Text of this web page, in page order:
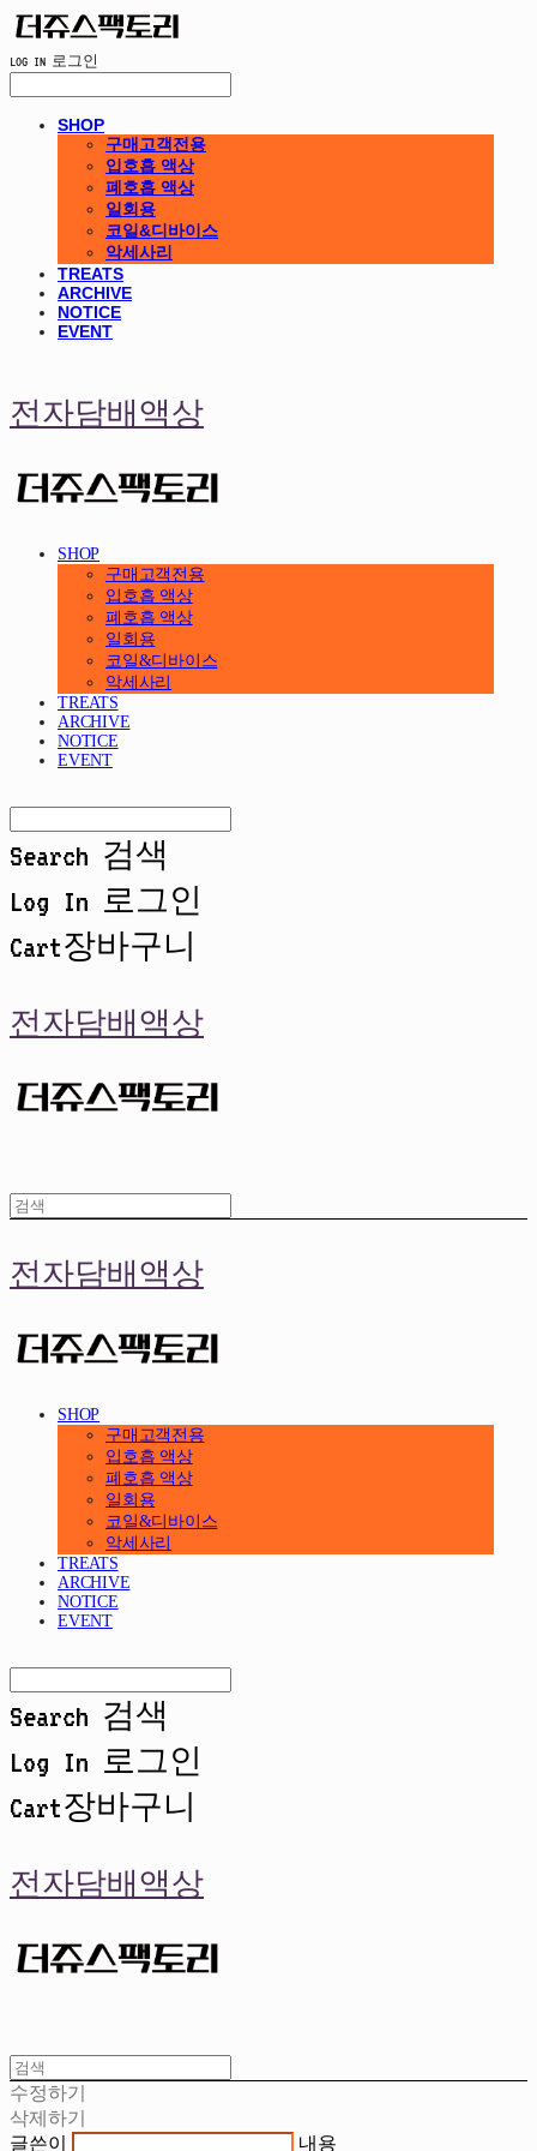
LOG IN 로그인
SHOP
구매고객전용
입호흡 액상
폐호흡 액상
일회용
코일&디바이스
악세사리
TREATS
ARCHIVE
NOTICE
EVENT
전자담배액상
SHOP
구매고객전용
입호흡 액상
폐호흡 액상
일회용
코일&디바이스
악세사리
TREATS
ARCHIVE
NOTICE
EVENT
Search 검색
Log In 로그인
Cart장바구니
전자담배액상
전자담배액상
SHOP
구매고객전용
입호흡 액상
폐호흡 액상
일회용
코일&디바이스
악세사리
TREATS
ARCHIVE
NOTICE
EVENT
Search 검색
Log In 로그인
Cart장바구니
전자담배액상
수정하기
삭제하기
글쓴이
내용